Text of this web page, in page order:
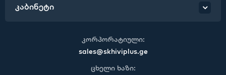
კაბინეტი
კორპორატიული:
sales@skhiviplus.ge
ცხელი ხაზი: